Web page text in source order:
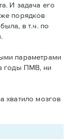
И задача его
порядков
в т.ч. по
параметрами
годы ПМВ, ни
хватило мозгов